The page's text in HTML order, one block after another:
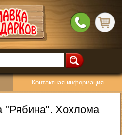
Контактная информация
"Рябина". Хохлома